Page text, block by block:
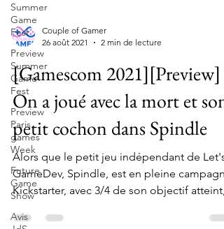
Summer
Game
Fest
Preview
Summer
Game
Fest
Preview
Paris
games
Week
Future
Game
Show
Avis
Couple of Gamer
26 août 2021
2 min de lecture
[Gamescom 2021][Preview]
On a joué avec la mort et son
petit cochon dans Spindle
Alors que le petit jeu indépendant de Let's
GameDev, Spindle, est en pleine
Kickstarter, avec 3/4 de son objectif atteint,